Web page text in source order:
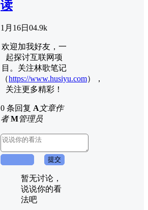
读
1月16日 04.9k
欢迎加我好友，一
起探讨互联网项
目。关注林歌笔记
（https://www.husiyu.com），
关注更多精彩！
0 条回复 A文章作
者 M管理员
提交
暂无讨论，
说说你的看
法吧